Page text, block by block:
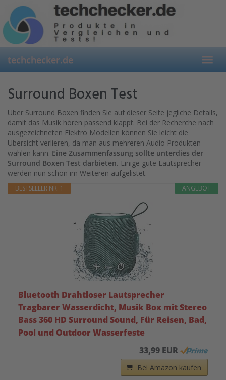
main
content
techchecker.de
Surround Boxen Test
Über Surround Boxen finden Sie auf dieser Seite jegliche Details,
damit das Musik hören passend klappt. Bei der Recherche nach
ausgezeichneten Elektro Modellen können Sie leicht die
Übersicht verlieren, da man aus mehreren Audio Produkten
wählen kann. Eine Zusammenfassung sollte unterdies der
Surround Boxen Test darbieten. Einige gute Lautsprecher
werden nun schon im Weiteren aufgelistet.
ANGEBOT
BESTSELLER NR. 1
Bluetooth Drahtloser Lautsprecher
Tragbarer Wasserdicht, Musik Box mit Stereo
Bass 360 HD Surround Sound, Für Reisen, Bad,
Pool und Outdoor Wasserfeste
33,99 EUR
Bei Amazon kaufen